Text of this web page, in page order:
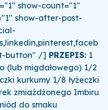
show-count="1"
show-after-post-
button" /] PRZEPIS:1
(lub migdałowego) 1/2
kurkumy 1/8 łyżeczki
zmiażdżonego Imbiru
do smaku